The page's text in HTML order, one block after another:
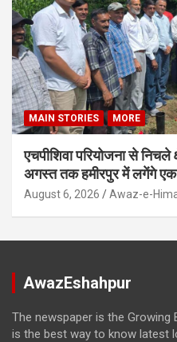
MAIN STORIES MORE
एचपीशिवा परियोजना से निचले
अगस्त तक हमीरपुर में लगेंगे
August 6, 2026 Awaz-e-
AwazEshahpur
The newspaper is the Growing
is the best way to know latest